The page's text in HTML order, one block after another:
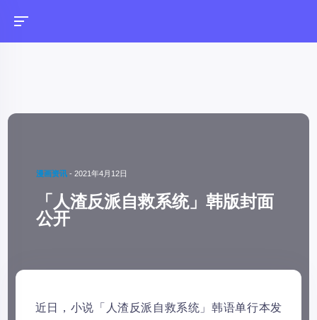
漫画资讯 -2021年4月12日
「人渣反派自救系统」韩版封面
公开
近日，小说「人渣反派自救系统」韩语单行本发